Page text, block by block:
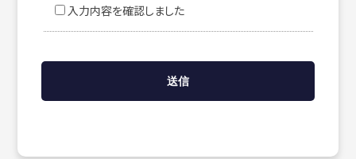
入力内容を確認しました